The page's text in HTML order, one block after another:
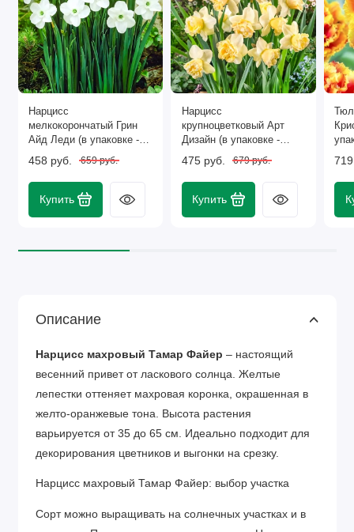
Нарцисс
мелкокорончатый Грин
Айд Леди (в упаковке -
458 руб. 659 руб.
Купить
Нарцисс
крупноцветковый Арт
Дизайн (в упаковке -
475 руб. 679 руб.
Купить
Описание
Нарцисс махровый Тамар Файер – настоящий
весенний привет от ласкового солнца. Желтые
лепестки оттеняет махровая коронка, окрашенная в
желто-оранжевые тона. Высота растения
варьируется от 35 до 65 см. Идеально подходит для
декорирования цветников и выгонки на срезку.
Нарцисс махровый Тамар Файер: выбор участка
Сорт можно выращивать на солнечных участках и в